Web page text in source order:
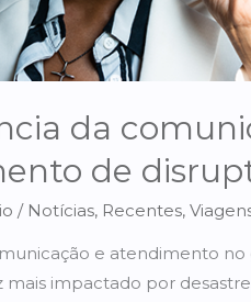
da
de
/ Notícias, Recentes,
e atendimento
mais impactado por